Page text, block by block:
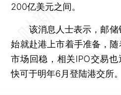
200亿美元之间。
该消息人士表示，邮储
始就赴港上市着手准备，
市场回稳，相关IPO交易
快可于明年6月登陆港交所。